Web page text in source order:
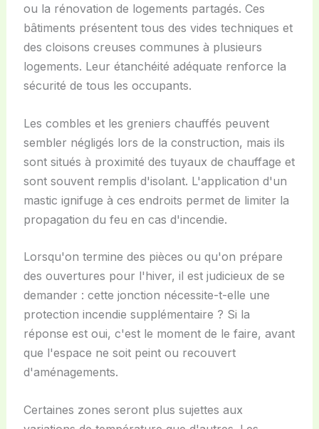
ou la rénovation de logements partagés. Ces
bâtiments présentent tous des vides techniques et
des cloisons creuses communes à plusieurs
logements. Leur étanchéité adéquate renforce la
sécurité de tous les occupants.
Les combles et les greniers chauffés peuvent
sembler négligés lors de la construction, mais ils
sont situés à proximité des tuyaux de chauffage et
sont souvent remplis d'isolant. L'application d'un
mastic ignifuge à ces endroits permet de limiter la
propagation du feu en cas d'incendie.
Lorsqu'on termine des pièces ou qu'on prépare
des ouvertures pour l'hiver, il est judicieux de se
demander : cette jonction nécessite-t-elle une
protection incendie supplémentaire ? Si la
réponse est oui, c'est le moment de le faire, avant
que l'espace ne soit peint ou recouvert
d'aménagements.
Certaines zones seront plus sujettes aux